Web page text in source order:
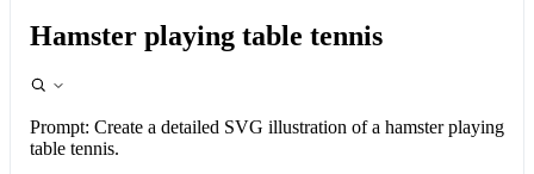
Hamster playing table tennis
Prompt: Create a detailed SVG illustration of a hamster playing
table tennis.